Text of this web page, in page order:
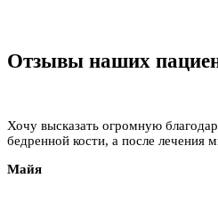
Отзывы наших
Хочу высказать огромную
бедренной кости, а после
Майя